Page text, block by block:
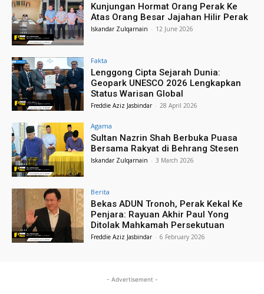
Kunjungan Hormat Orang Perak Ke
Atas Orang Besar Jajahan Hilir Perak
Iskandar Zulqarnain - 12 June 2026
Fakta
Lenggong Cipta Sejarah Dunia:
Geopark UNESCO 2026 Lengkapkan
Status Warisan Global
Freddie Aziz Jasbindar - 28 April 2026
Agama
Sultan Nazrin Shah Berbuka Puasa
Bersama Rakyat di Behrang Stesen
Iskandar Zulqarnain - 3 March 2026
Berita
Bekas ADUN Tronoh, Perak Kekal Ke
Penjara: Rayuan Akhir Paul Yong
Ditolak Mahkamah Persekutuan
Freddie Aziz Jasbindar - 6 February 2026
- Advertisement -